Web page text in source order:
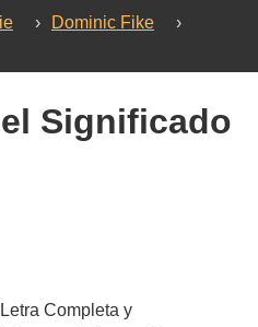
› Dominic Fike
›
Significado
Completa y